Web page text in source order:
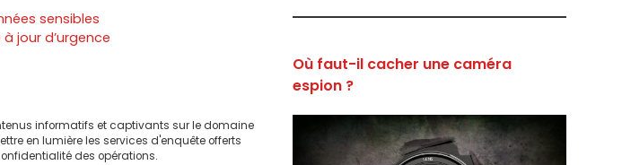
sensibles
jour d’urgence
informatifs et captivants sur le domaine
en lumière les services d'enquête offerts
des opérations.
Où faut-il cacher une caméra
espion ?